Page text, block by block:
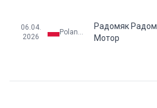
06.04.
2026
Радомяк Радом
Мотор